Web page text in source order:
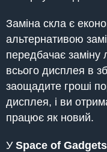
Заміна скла є
альтернативою
передбачає заміну
всього дисплея в
заощадите гроші
дисплея, і ви
працює як новий.
У Space of Gadgets